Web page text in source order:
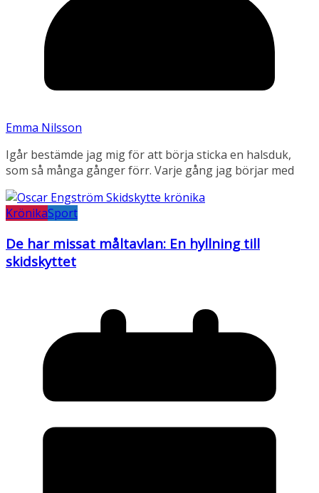
Emma Nilsson
Igår bestämde jag mig för att börja sticka en halsduk,
som så många gånger förr. Varje gång jag börjar med
KrönikaSport
De har missat måltavlan: En hyllning till
skidskyttet